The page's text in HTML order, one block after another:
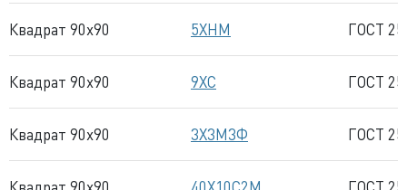
Квадрат 90x90 5ХНМ ГОСТ
Квадрат 90x90 9ХС ГОСТ
Квадрат 90x90 3Х3М3Ф ГОСТ